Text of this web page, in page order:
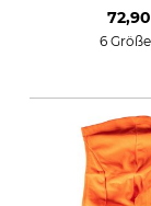
72,90
6